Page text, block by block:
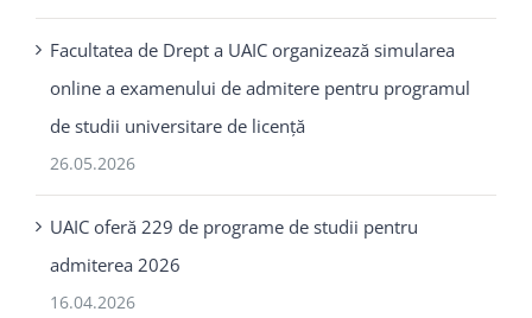
Facultatea de Drept a UAIC organizează simularea
online a examenului de admitere pentru programul
de studii universitare de licență
26.05.2026
UAIC oferă 229 de programe de studii pentru
admiterea 2026
16.04.2026